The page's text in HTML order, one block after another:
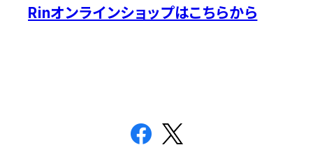
Rinオンラインショップはこちらから